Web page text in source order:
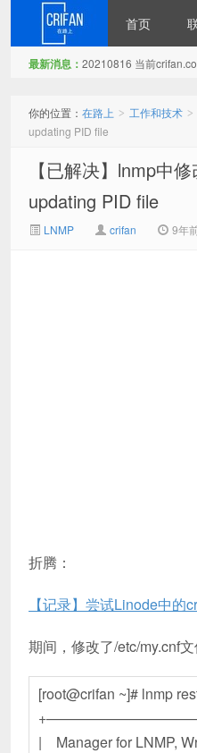
首页
最新消息： 20210816 当前
你的位置： 在路上 > 工作和技术 >
updating PID file
【已解决】lnmp中
updating PID file
LNMP crifan 9年
折腾：
【记录】尝试Linode中
期间，修改了/etc/my.cnf
[root@crifan ~]# lnmp
| Manager for LNMP,